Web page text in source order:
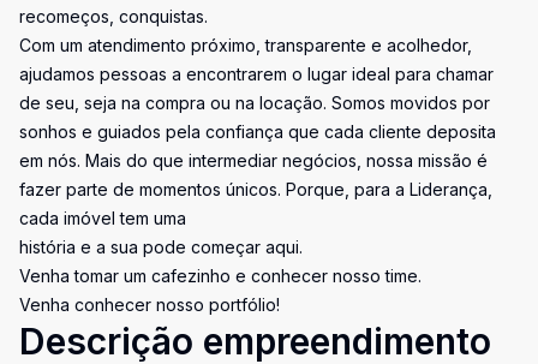
recomeços, conquistas.
Com um atendimento próximo, transparente e acolhedor,
ajudamos pessoas a encontrarem o lugar ideal para chamar
de seu, seja na compra ou na locação. Somos movidos por
sonhos e guiados pela confiança que cada cliente deposita
em nós. Mais do que intermediar negócios, nossa missão é
fazer parte de momentos únicos. Porque, para a Liderança,
cada imóvel tem uma
história e a sua pode começar aqui.
Venha tomar um cafezinho e conhecer nosso time.
Venha conhecer nosso portfólio!
Descrição empreendimento